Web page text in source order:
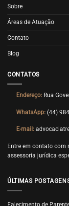
Sobre
Áreas de Atuação
Contato
Blog
CONTATOS
Endereço: Rua
WhatsApp: (44)
E-mail:
Entre em contato com
assessoria jurídica
ÚLTIMAS